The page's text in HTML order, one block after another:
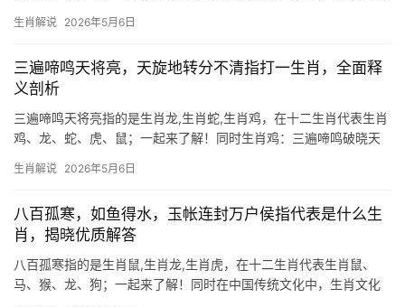
信，鸿雁传书，这些意象常被用来象征隐秘而深厚的情感传递，若
生肖解说 2026年5月6日
三遍啼鸣天将亮，天旋地转分不清指打一生肖，全面释
义剖析
三遍啼鸣天将亮指的是生肖龙,生肖蛇,生肖鸡，在十二生肖代表生肖
鸡、龙、蛇、虎、鼠；一起来了解！同时生肖鸡：三遍啼鸣破晓天
为其声能辟邪纳吉。生肖鸡之人多具责任感，如晨钟暮鼓般守时守
生肖解说 2026年5月6日
八百孤寒，如鱼得水，玉帐连封万户侯指代表是什么生
肖，揭晓优质解答
八百孤寒指的是生肖鼠,生肖龙,生肖虎，在十二生肖代表生肖鼠、
马、猴、龙、狗；一起来了解！同时在中国传统文化中，生肖文化